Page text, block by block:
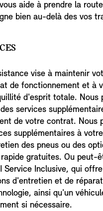
aide à prendre la
bien au-delà des vos
vise à maintenir
de fonctionnement et à
d'esprit totale. Nous
services
de votre contrat. Nous
supplémentaires à
des pneus ou des
gratuites. Ou peut-
Service Inclusive, qui
d'entretien et de
ainsi qu'un
si nécessaire.